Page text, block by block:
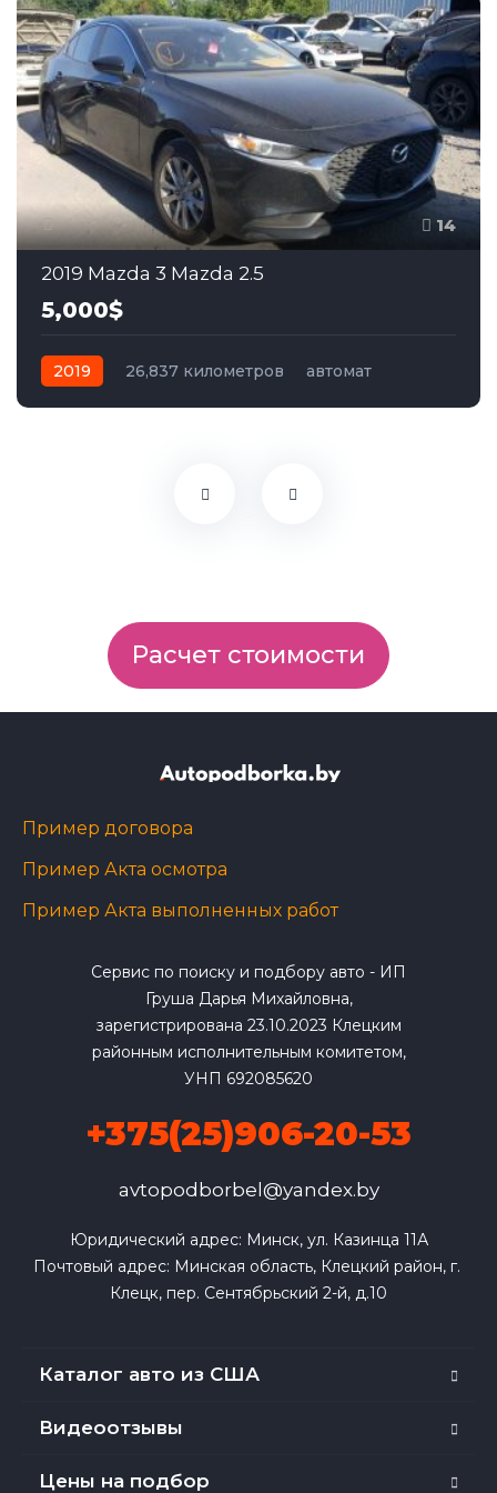
14
2019 Mazda 3 Mazda 2.5
5,000$
2019 26,837 километров
автомат
Расчет стоимости
Пример договора
Пример Акта осмотра
Пример Акта выполненных работ
Сервис по поиску и подбору авто - ИП
Груша Дарья Михайловна,
зарегистрирована 23.10.2023 Клецким
районным исполнительным комитетом,
УНП 692085620
+375(25)906-20-53
avtopodborbel@yandex.by
Юридический адрес: Минск, ул. Казинца 11А
Почтовый адрес: Минская область, Клецкий район, г.
Клецк, пер. Сентябрьский 2-й, д.10
Каталог авто из США
Видеоотзывы
Цены на подбор